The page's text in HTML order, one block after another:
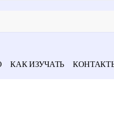
КАК ИЗУЧАТЬ